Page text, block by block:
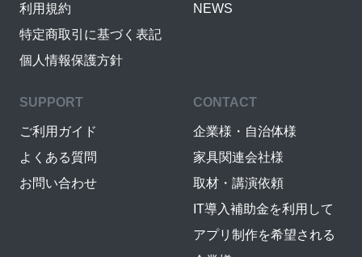
利用規約
特定商取引に基づく表記
個人情報保護方針
NEWS
SUPPORT
ご利用ガイド
よくある質問
お問い合わせ
CONTACT
企業様・自治体様
家具関連会社様
取材・講演依頼
IT導入補助金を利用して
アプリ制作を希望される